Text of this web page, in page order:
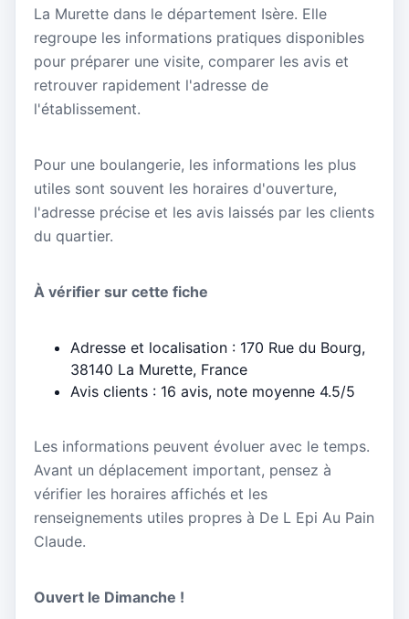
La Murette dans le département Isère. Elle
regroupe les informations pratiques disponibles
pour préparer une visite, comparer les avis et
retrouver rapidement l'adresse de
l'établissement.
Pour une boulangerie, les informations les plus
utiles sont souvent les horaires d'ouverture,
l'adresse précise et les avis laissés par les clients
du quartier.
À vérifier sur cette fiche
Adresse et localisation : 170 Rue du Bourg,
38140 La Murette, France
Avis clients : 16 avis, note moyenne 4.5/5
Les informations peuvent évoluer avec le temps.
Avant un déplacement important, pensez à
vérifier les horaires affichés et les
renseignements utiles propres à De L Epi Au Pain
Claude.
Ouvert le Dimanche !